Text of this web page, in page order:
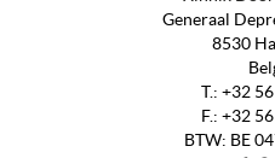
Generaal
8530
T.: +32
F.: +32
BTW: BE